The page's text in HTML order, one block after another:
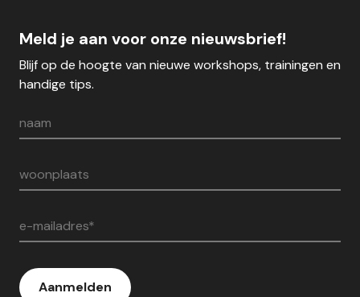
Meld je aan voor onze nieuwsbrief!
Blijf op de hoogte van nieuwe workshops, trainingen en
handige tips.
naam
woonplaats
e-mailadres*
Aanmelden